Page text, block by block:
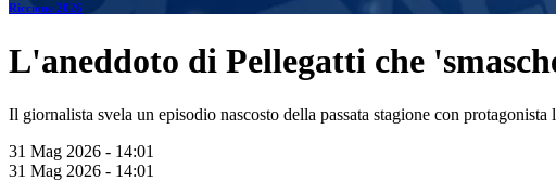
Riccione 2026
L'aneddoto di Pellegatti che
Il giornalista svela un episodio nascosto della passata stagione con
31 Mag 2026 - 14:01
31 Mag 2026 - 14:01